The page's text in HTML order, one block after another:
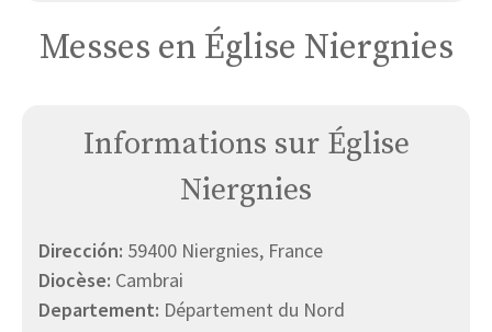
Messes en Église Niergnies
Informations sur Église
Niergnies
Dirección: 59400 Niergnies, France
Diocèse: Cambrai
Departement: Département du Nord